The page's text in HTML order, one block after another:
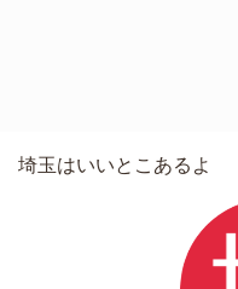
埼玉はいいとこあるよ